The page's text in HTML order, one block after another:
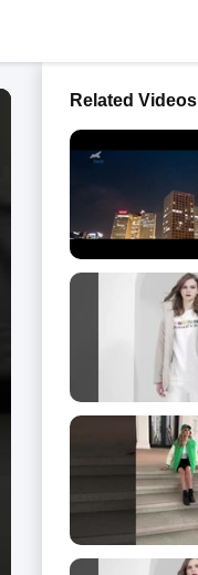
Related Videos